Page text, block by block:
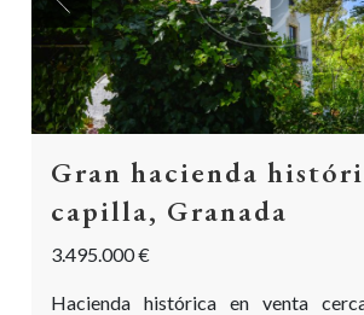
Previous
Gran hacienda
capilla, Granada
3.495.000 €
Hacienda histórica en venta